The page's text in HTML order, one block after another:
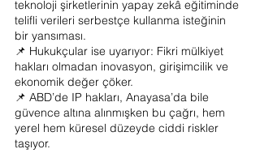
teknoloji şirketlerinin yapay zekâ eğitiminde
telifli verileri serbestçe kullanma isteğinin
bir yansıması.
📌 Hukukçular ise uyarıyor: Fikri mülkiyet
hakları olmadan inovasyon, girişimcilik ve
ekonomik değer çöker.
📌 ABD’de IP hakları, Anayasa’da bile
güvence altına alınmışken bu çağrı, hem
yerel hem küresel düzeyde ciddi riskler
taşıyor.